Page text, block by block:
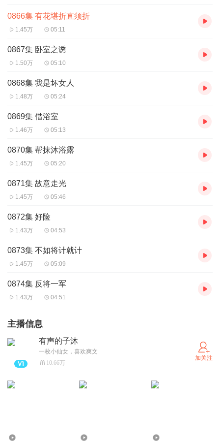
0866集 有花堪折直须折
1.45万 05:11
0867集 卧室之诱
1.50万 05:10
0868集 我是坏女人
1.48万 05:24
0869集 借浴室
1.46万 05:13
0870集 帮抹沐浴露
1.45万 05:20
0871集 故意走光
1.45万 05:46
0872集 好险
1.43万 04:53
0873集 不如将计就计
1.45万 05:09
0874集 反将一军
1.43万 04:51
主播信息
有声的子沐
一枚小仙女，喜欢爽文
10.66万
加关注